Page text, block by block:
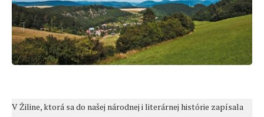
V Žiline, ktorá sa do našej národnej i literárnej histórie zapísala